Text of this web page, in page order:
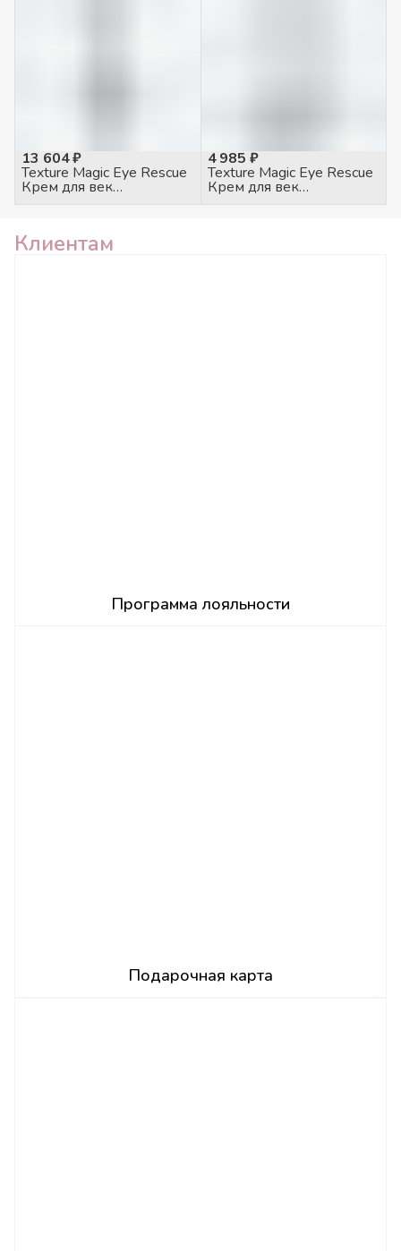
13 604 ₽
Texture Magic Eye Rescue
Крем для век
4 985 ₽
Texture Magic Eye Rescue
Крем для век
Клиентам
Программа лояльности
Подарочная карта